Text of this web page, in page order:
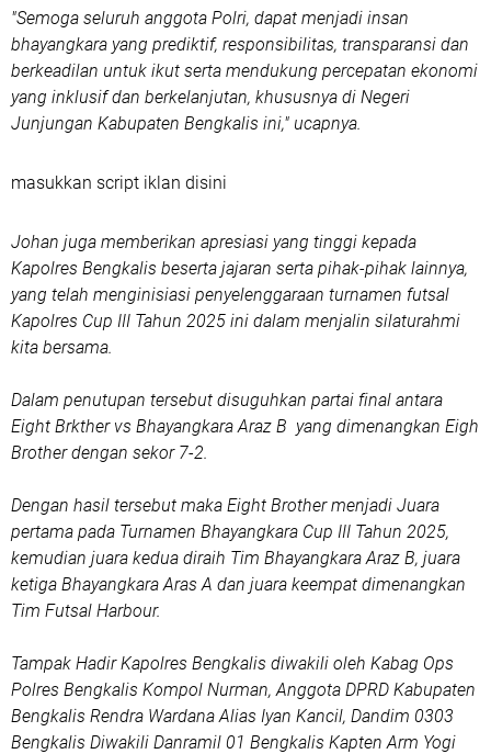
"Semoga seluruh anggota Polri, dapat menjadi insan
bhayangkara yang prediktif, responsibilitas, transparansi dan
berkeadilan untuk ikut serta mendukung percepatan ekonomi
yang inklusif dan berkelanjutan, khususnya di Negeri
Junjungan Kabupaten Bengkalis ini," ucapnya.
masukkan script iklan disini
Johan juga memberikan apresiasi yang tinggi kepada
Kapolres Bengkalis beserta jajaran serta pihak-pihak lainnya,
yang telah menginisiasi penyelenggaraan turnamen futsal
Kapolres Cup III Tahun 2025 ini dalam menjalin silaturahmi
kita bersama.
Dalam penutupan tersebut disuguhkan partai final antara
Eight Brkther vs Bhayangkara Araz B yang dimenangkan Eigh
Brother dengan sekor 7-2.
Dengan hasil tersebut maka Eight Brother menjadi Juara
pertama pada Turnamen Bhayangkara Cup III Tahun 2025,
kemudian juara kedua diraih Tim Bhayangkara Araz B, juara
ketiga Bhayangkara Aras A dan juara keempat dimenangkan
Tim Futsal Harbour.
Tampak Hadir Kapolres Bengkalis diwakili oleh Kabag Ops
Polres Bengkalis Kompol Nurman, Anggota DPRD Kabupaten
Bengkalis Rendra Wardana Alias Iyan Kancil, Dandim 0303
Bengkalis Diwakili Danramil 01 Bengkalis Kapten Arm Yogi